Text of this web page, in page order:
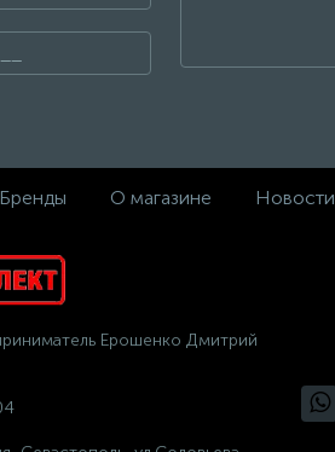
Бренды О магазине Новости
Ерошенко Дмитрий